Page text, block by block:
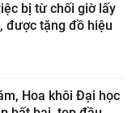
bị từ chối giờ lấy
được tặng đồ hiệu
Hoa khôi Đại học